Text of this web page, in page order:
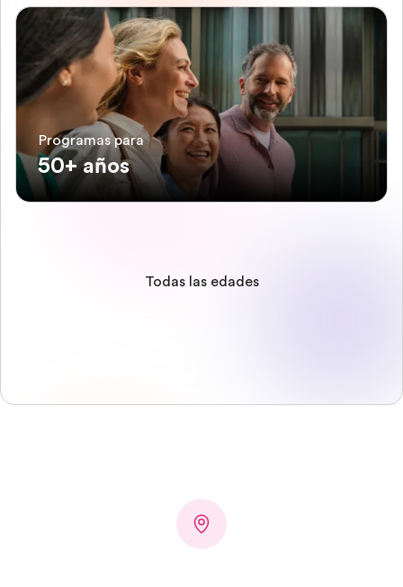
Programas para
50+ años
Todas las edades